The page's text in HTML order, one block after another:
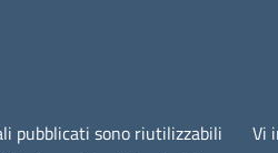
pubblicati sono riutilizzabili
Vi